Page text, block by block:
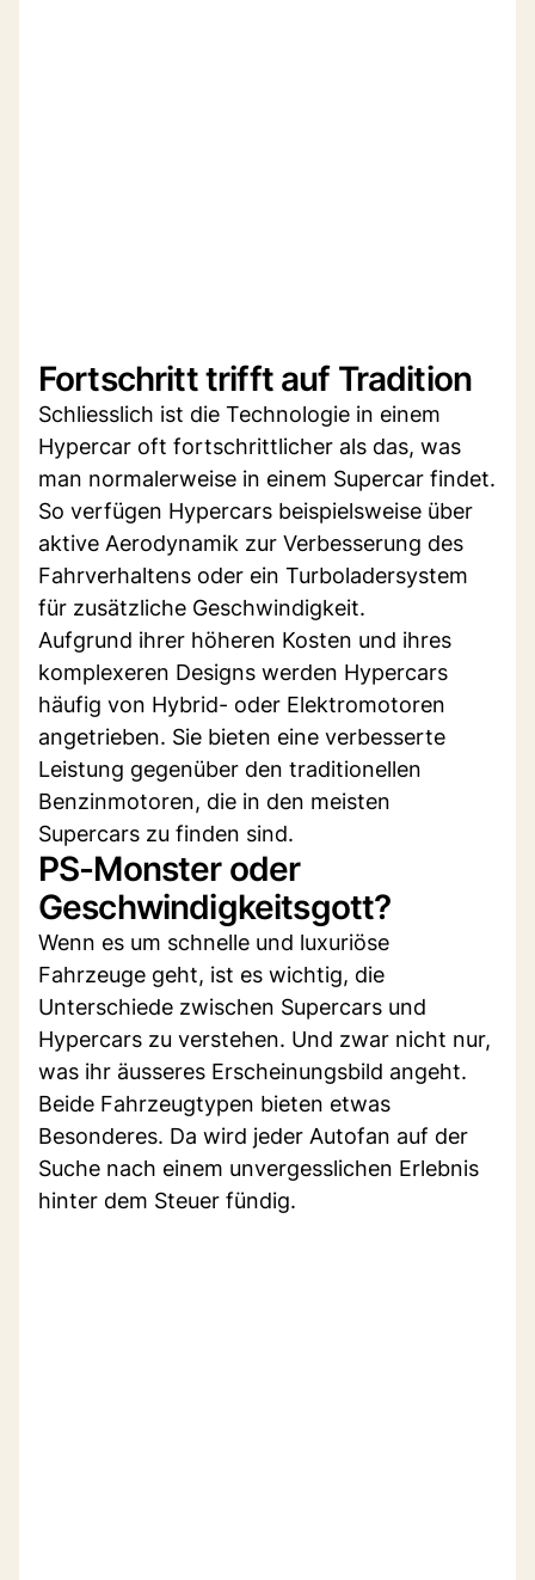
Fortschritt trifft auf Tradition
Schliesslich ist die Technologie in einem
Hypercar oft fortschrittlicher als das, was
man normalerweise in einem Supercar findet.
So verfügen Hypercars beispielsweise über
aktive Aerodynamik zur Verbesserung des
Fahrverhaltens oder ein Turboladersystem
für zusätzliche Geschwindigkeit.
Aufgrund ihrer höheren Kosten und ihres
komplexeren Designs werden Hypercars
häufig von Hybrid- oder Elektromotoren
angetrieben. Sie bieten eine verbesserte
Leistung gegenüber den traditionellen
Benzinmotoren, die in den meisten
Supercars zu finden sind.
PS-Monster oder
Geschwindigkeitsgott?
Wenn es um schnelle und luxuriöse
Fahrzeuge geht, ist es wichtig, die
Unterschiede zwischen Supercars und
Hypercars zu verstehen. Und zwar nicht nur,
was ihr äusseres Erscheinungsbild angeht.
Beide Fahrzeugtypen bieten etwas
Besonderes. Da wird jeder Autofan auf der
Suche nach einem unvergesslichen Erlebnis
hinter dem Steuer fündig.